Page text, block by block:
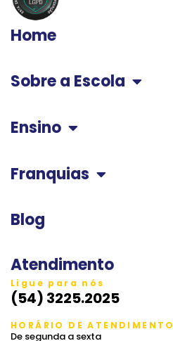
Home
Sobre a Escola
Ensino
Franquias
Blog
Atendimento
Ligue para nós
(54) 3225.2025
HORÁRIO DE ATENDIMENTO
De segunda a sexta